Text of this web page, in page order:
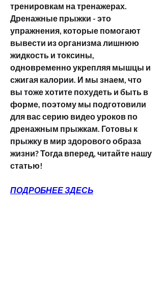
тренировкам на тренажерах.
Дренажные прыжки - это
упражнения, которые помогают
вывести из организма лишнюю
жидкость и токсины,
одновременно укрепляя мышцы и
сжигая калории. И мы знаем, что
вы тоже хотите похудеть и быть в
форме, поэтому мы подготовили
для вас серию видео уроков по
дренажным прыжкам. Готовы к
прыжку в мир здорового образа
жизни? Тогда вперед, читайте нашу
статью!
ПОДРОБНЕЕ ЗДЕСЬ